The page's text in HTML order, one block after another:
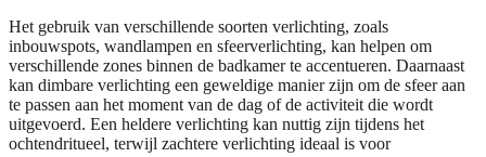
Het gebruik van verschillende soorten verlichting, zoals
inbouwspots, wandlampen en sfeerverlichting, kan helpen om
verschillende zones binnen de badkamer te accentueren. Daarnaast
kan dimbare verlichting een geweldige manier zijn om de sfeer aan
te passen aan het moment van de dag of de activiteit die wordt
uitgevoerd. Een heldere verlichting kan nuttig zijn tijdens het
ochtendritueel, terwijl zachtere verlichting ideaal is voor